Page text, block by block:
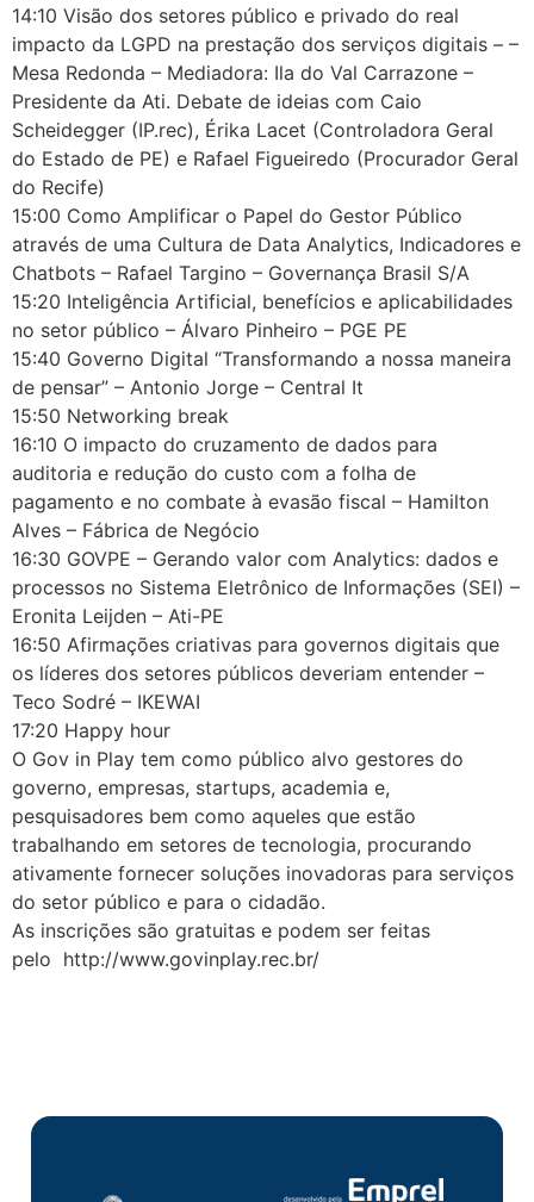
14:10 Visão dos setores público e privado do real
impacto da LGPD na prestação dos serviços digitais – –
Mesa Redonda – Mediadora: Ila do Val Carrazone –
Presidente da Ati. Debate de ideias com Caio
Scheidegger (IP.rec), Érika Lacet (Controladora Geral
do Estado de PE) e Rafael Figueiredo (Procurador Geral
do Recife)
15:00 Como Amplificar o Papel do Gestor Público
através de uma Cultura de Data Analytics, Indicadores e
Chatbots – Rafael Targino – Governança Brasil S/A
15:20 Inteligência Artificial, benefícios e aplicabilidades
no setor público – Álvaro Pinheiro – PGE PE
15:40 Governo Digital “Transformando a nossa maneira
de pensar” – Antonio Jorge – Central It
15:50 Networking break
16:10 O impacto do cruzamento de dados para
auditoria e redução do custo com a folha de
pagamento e no combate à evasão fiscal – Hamilton
Alves – Fábrica de Negócio
16:30 GOVPE – Gerando valor com Analytics: dados e
processos no Sistema Eletrônico de Informações (SEI) –
Eronita Leijden – Ati-PE
16:50 Afirmações criativas para governos digitais que
os líderes dos setores públicos deveriam entender –
Teco Sodré – IKEWAI
17:20 Happy hour
O Gov in Play tem como público alvo gestores do
governo, empresas, startups, academia e,
pesquisadores bem como aqueles que estão
trabalhando em setores de tecnologia, procurando
ativamente fornecer soluções inovadoras para serviços
do setor público e para o cidadão.
As inscrições são gratuitas e podem ser feitas
pelo http://www.govinplay.rec.br/